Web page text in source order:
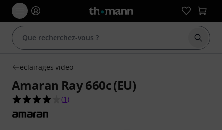
éclairages vidéo
Amaran Ray 660c (EU)
4.0 étoiles sur 5 d'après 1 évaluations clients
(1 )